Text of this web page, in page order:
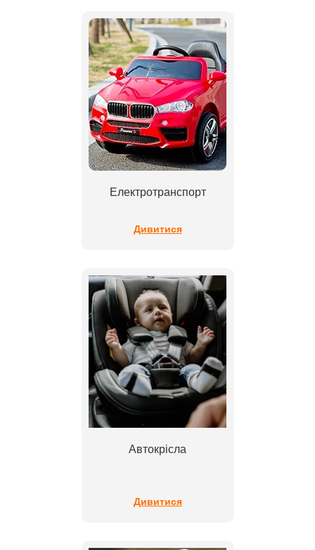
Електротранспорт
Дивитися
Автокрісла
Дивитися